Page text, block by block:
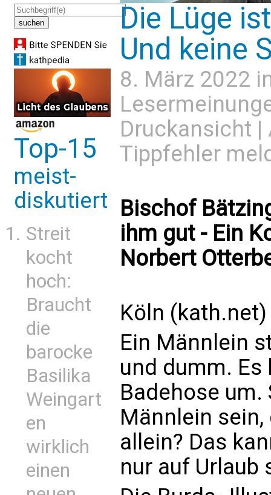
Top-15
meist-
diskutiert
Streit
kocht
hoch:
Braucht
die
barocke
Basilika
Weingart
en
wirklich
einen
Die Lüge
Und keine
8. März 2022
Druckansicht |
Tippfehler
Bischof
ihm gut - Ein
Norbert
Köln (kath.net)
Ein Männlein
und dumm. Es
Badehose um.
Männlein
allein? Das
nur auf Urlaub